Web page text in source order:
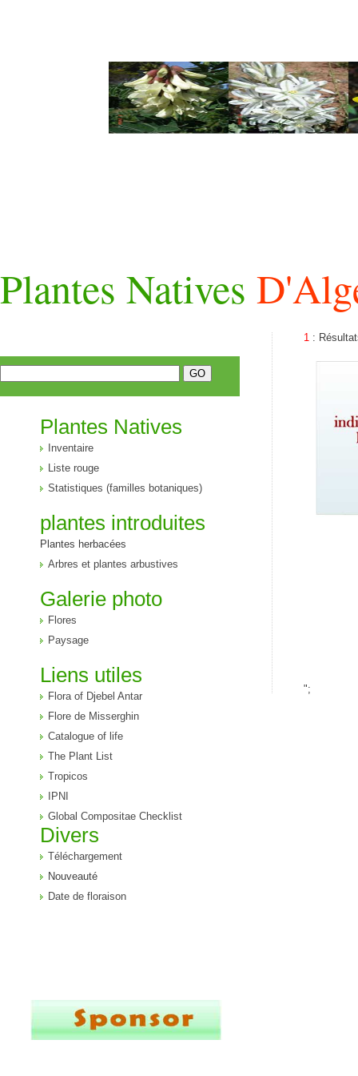
Plantes Natives
1 :
";
Plantes Natives
Inventaire
Liste rouge
Statistiques (familles botaniques)
plantes introduites
Plantes herbacées
Arbres et plantes arbustives
Galerie photo
Flores
Paysage
Liens utiles
Flora of Djebel Antar
Flore de Misserghin
Catalogue of life
The Plant List
Tropicos
IPNI
Global Compositae Checklist
Divers
Téléchargement
Nouveauté
Date de floraison